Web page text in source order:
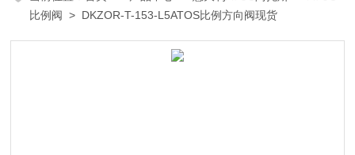
比例阀 > DKZOR-T-153-L5ATOS比例方向阀现货